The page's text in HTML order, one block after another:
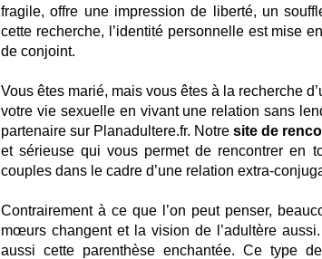
fragile, offre une impression de liberté, un
cette recherche, l’identité personnelle est mise
de conjoint.
Vous êtes marié, mais vous êtes à la recherche
votre vie sexuelle en vivant une relation sans
partenaire sur Planadultere.fr. Notre site de
et sérieuse qui vous permet de rencontrer en
couples dans le cadre d’une relation extra-
Contrairement à ce que l’on peut penser,
mœurs changent et la vision de l’adultère
aussi cette parenthèse enchantée. Ce type